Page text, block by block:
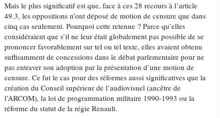
Mais le plus significatif est que, face à ces 28 recours à l’article
49.3, les oppositions n’ont déposé de motion de censure que dans
cinq cas seulement. Pourquoi cette retenue ? Parce qu’elles
considéraient que s’il ne leur était globalement pas possible de se
prononcer favorablement sur tel ou tel texte, elles avaient obtenu
suffisamment de concessions dans le débat parlementaire pour ne
pas entraver son adoption par la présentation d’une motion de
censure. Ce fut le cas pour des réformes aussi significatives que la
création du Conseil supérieur de l’audiovisuel (ancêtre de
l’ARCOM), la loi de programmation militaire 1990-1993 ou la
réforme du statut de la régie Renault.